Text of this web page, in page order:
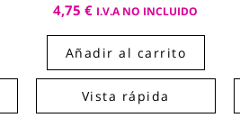
4,75€ I.V.A NO INCLUIDO
Añadir al carrito
Vista rápida